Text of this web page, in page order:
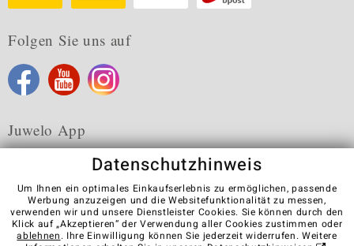
Folgen Sie uns auf
Juwelo App
Karriere AGB Datenschutz Cookies
Impressum
Kontakt
Vertrag widerrufen
Datenschutzhinweis
Um Ihnen ein optimales Einkaufserlebnis zu ermöglichen, passende
Werbung anzuzeigen und die Websitefunktionalität zu messen,
verwenden wir und unsere Dienstleister Cookies. Sie können durch den
Klick auf „Akzeptieren“ der Verwendung aller Cookies zustimmen oder
ablehnen. Ihre Einwilligung können Sie jederzeit widerrufen. Weitere